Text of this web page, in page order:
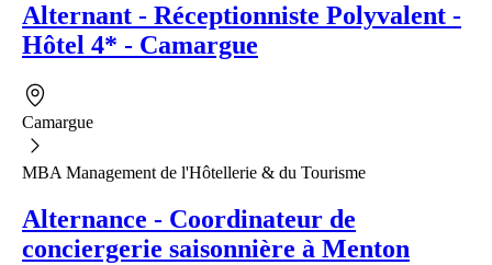
Alternant - Réceptionniste Polyvalent -
Hôtel 4* - Camargue
Camargue
MBA Management de l'Hôtellerie & du Tourisme
Alternance - Coordinateur de
conciergerie saisonnière à Menton